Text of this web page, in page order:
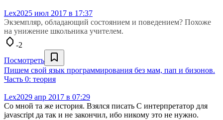
Lex2025 июл 2017 в 17:37
Экземпляр, обладающий состоянием и поведением? Похоже
на унижение школьника учителем.
-2
Посмотреть
Пишем свой язык программирования без мам, пап и бизонов.
Часть 0: теория
Lex2029 апр 2017 в 07:29
Со мной та же история. Взялся писать C интерпретатор для
javascript да так и не закончил, ибо никому это не нужно.